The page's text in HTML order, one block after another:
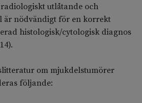
utlåtande och
är nödvändigt för en korrekt
histologisk/cytologisk diagnos
om mjukdelstumörer
följande: